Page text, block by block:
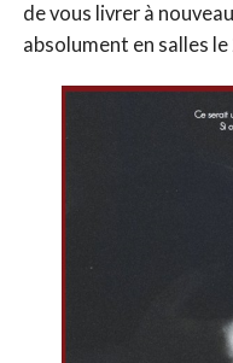
de vous livrer à
absolument en salles